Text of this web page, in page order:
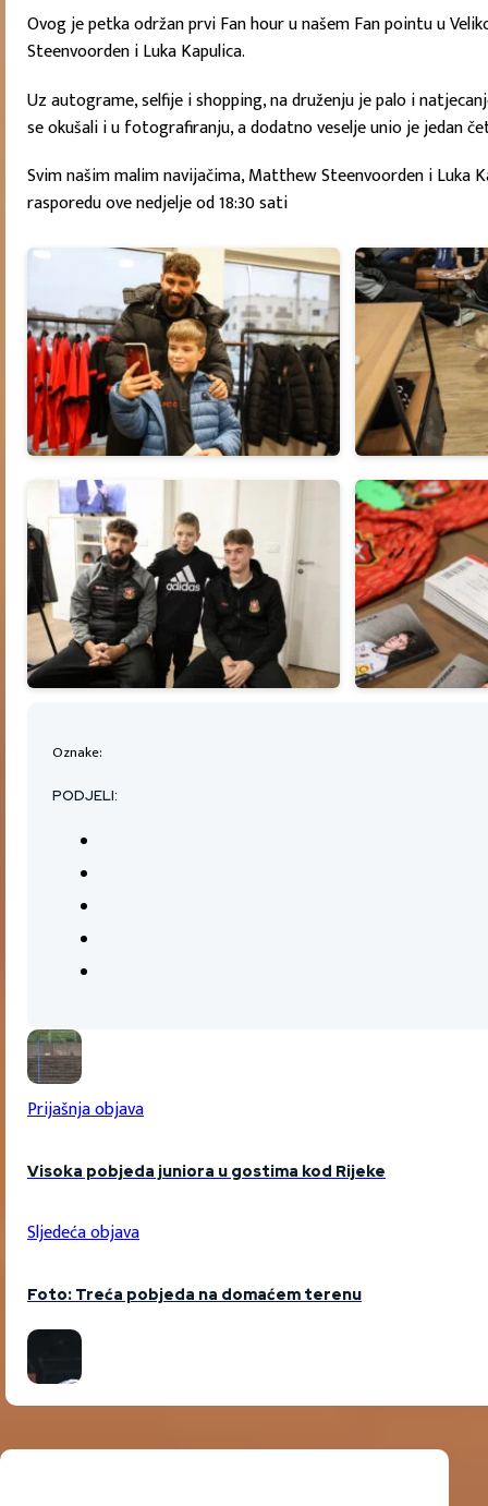
Ovog je petka održan prvi Fan hour u našem Fan pointu u
Steenvoorden i Luka Kapulica.
Uz autograme, selfije i shopping, na druženju je palo i
se okušali i u fotografiranju, a dodatno veselje unio je jedan
Svim našim malim navijačima, Matthew Steenvoorden i Luka
rasporedu ove nedjelje od 18:30 sati
Oznake:
PODJELI:
Prijašnja objava
Visoka pobjeda juniora u gostima kod Rijeke
Sljedeća objava
Foto: Treća pobjeda na domaćem terenu